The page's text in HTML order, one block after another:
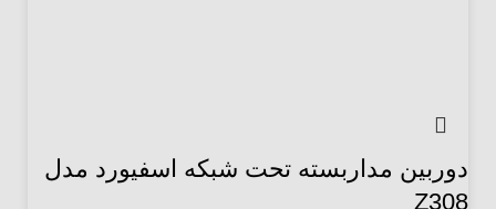
دوربین مداربسته تحت شبکه اسفیورد مدل
Z308